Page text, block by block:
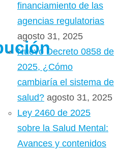
financiamiento de las
agencias regulatorias
agosto 31, 2025
Nuevo Decreto 0858 de
2025, ¿Cómo
cambiaría el sistema de
salud? agosto 31, 2025
Ley 2460 de 2025
sobre la Salud Mental:
Avances y contenidos